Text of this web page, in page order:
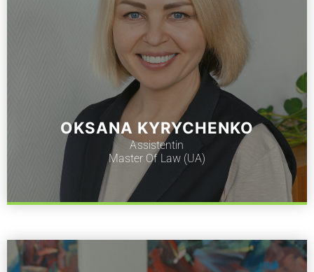
OKSANA KYRYCHENKO
Assistentin
Master Of Law (UA)